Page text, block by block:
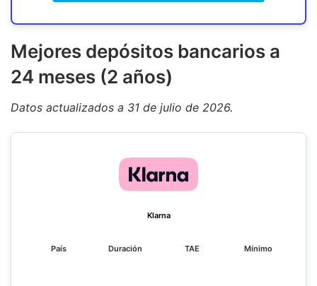
Mejores depósitos bancarios a
24 meses (2 años)
Datos actualizados a 31 de julio de 2026.
Klarna
País Duración TAE Mínimo